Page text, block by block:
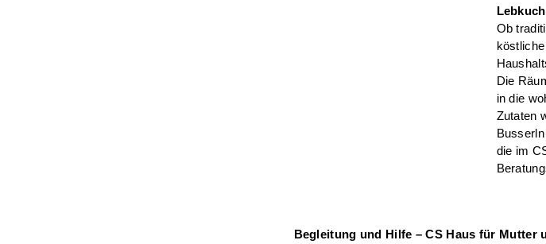
Ob
Die
in die
Zutaten
die im
Begleitung und Hilfe – CS Haus für Mutter